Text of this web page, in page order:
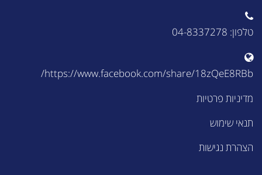
טלפון: 04-8337278
https://www.facebook.com/share/18zQeE8RBb/
מדיניות פרטיות
תנאי שימוש
הצהרת נגישות